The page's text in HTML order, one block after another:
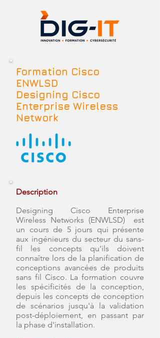
Formation Cisco
ENWLSD
Designing Cisco
Enterprise Wireless
Network
Description
Designing Cisco Enterprise
Wireless Networks (ENWLSD) est
un cours de 5 jours qui présente
aux ingénieurs du secteur du sans-
fil les concepts qu'ils doivent
connaître lors de la planification de
conceptions avancées de produits
sans fil Cisco. La formation couvre
les spécificités de la conception,
depuis les concepts de conception
de scénarios jusqu'à la validation
post-déploiement, en passant par
la phase d'installation.